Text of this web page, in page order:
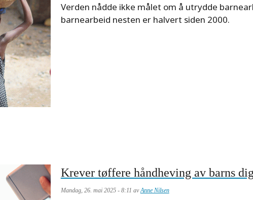
Meta
description
Verden nådde ikke målet om å utrydde
barnearbeid nesten er halvert siden 2000.
Krever tøffere håndheving av barns
Mandag, 26. mai 2025 - 8:11 avAnne Nilsen